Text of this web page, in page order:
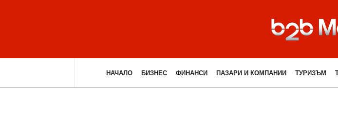
НАЧАЛО БИЗНЕС ФИНАНСИ ПАЗАРИ И КОМПАНИИ ТУРИЗЪМ